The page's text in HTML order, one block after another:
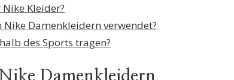
Kleider?
Damenkleidern verwendet?
des Sports tragen?
Damenkleidern